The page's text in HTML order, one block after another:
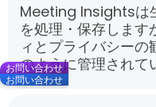
Meeting Insightsは
を処理・保存します
ィとプライバシー
のように管理されて
お問い合わせ
お問い合わせ